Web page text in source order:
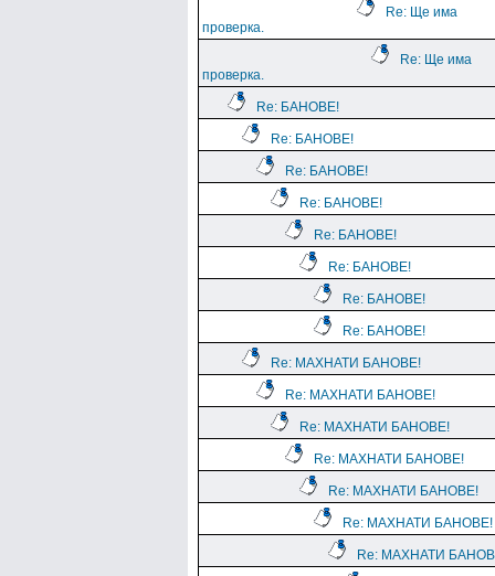
Re: Ще има
проверка.
Re: Ще има
проверка.
Re: БАНОВЕ!
Re: БАНОВЕ!
Re: БАНОВЕ!
Re: БАНОВЕ!
Re: БАНОВЕ!
Re: БАНОВЕ!
Re: БАНОВЕ!
Re: БАНОВЕ!
Re: МАХНАТИ БАНОВЕ!
Re: МАХНАТИ БАНОВЕ!
Re: МАХНАТИ БАНОВЕ!
Re: МАХНАТИ БАНОВЕ!
Re: МАХНАТИ БАНОВЕ!
Re: МАХНАТИ БАНОВЕ!
Re: МАХНАТИ